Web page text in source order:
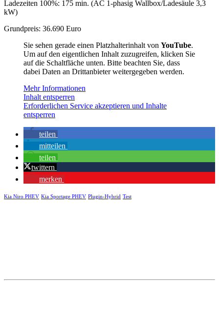
Ladezeiten 100%: 175 min. (AC 1-phasig Wallbox/Ladesäule 3,3
kW)
Grundpreis: 36.690 Euro
Sie sehen gerade einen Platzhalterinhalt von YouTube.
Um auf den eigentlichen Inhalt zuzugreifen, klicken Sie
auf die Schaltfläche unten. Bitte beachten Sie, dass
dabei Daten an Drittanbieter weitergegeben werden.
Mehr Informationen
Inhalt entsperren
Erforderlichen Service akzeptieren und Inhalte
entsperren
teilen
mitteilen
teilen
twittern
merken
Kia Niro PHEV Kia Sportage PHEV Plugin-Hybrid Test